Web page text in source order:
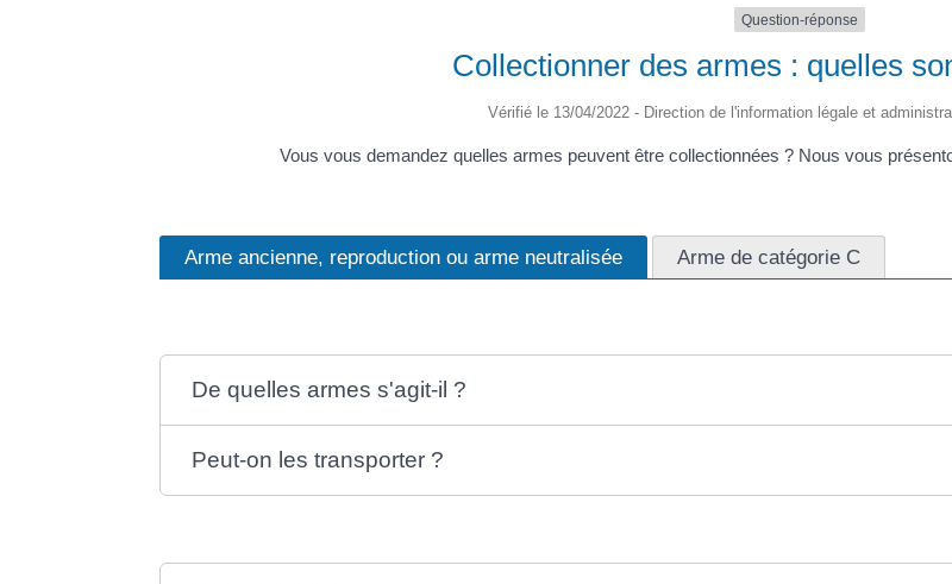
Question-réponse
Collectionner des armes : quelles
Vérifié le 13/04/2022 - Direction de l'information légale et
Vous vous demandez quelles armes peuvent être collectionnées ? Nous vous
Arme ancienne, reproduction ou arme neutralisée Arme de catégorie C
De quelles armes s'agit-il ?
Peut-on les transporter ?